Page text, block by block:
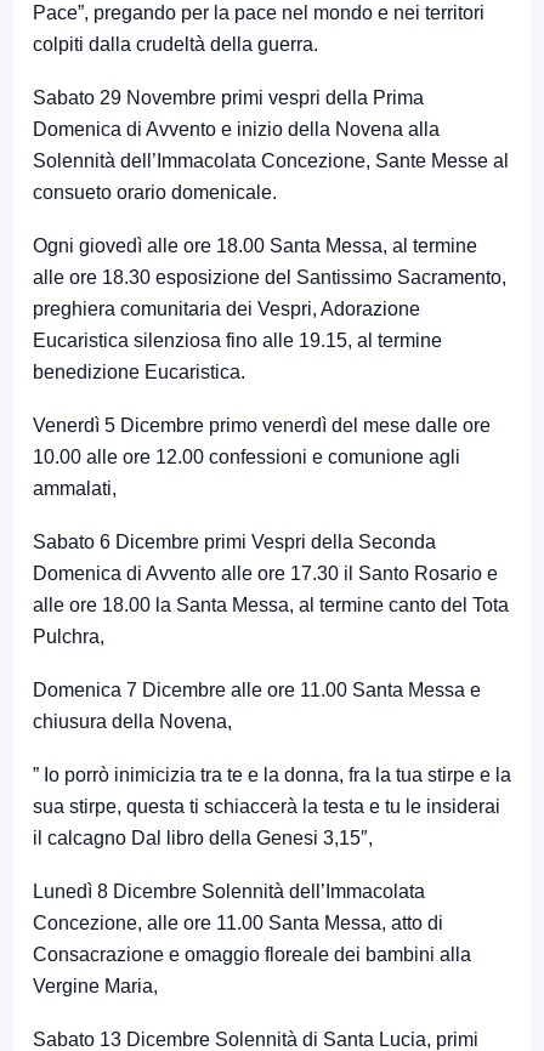
Pace”, pregando per la pace nel mondo e nei territori
colpiti dalla crudeltà della guerra.
Sabato 29 Novembre primi vespri della Prima
Domenica di Avvento e inizio della Novena alla
Solennità dell’Immacolata Concezione, Sante Messe al
consueto orario domenicale.
Ogni giovedì alle ore 18.00 Santa Messa, al termine
alle ore 18.30 esposizione del Santissimo Sacramento,
preghiera comunitaria dei Vespri, Adorazione
Eucaristica silenziosa fino alle 19.15, al termine
benedizione Eucaristica.
Venerdì 5 Dicembre primo venerdì del mese dalle ore
10.00 alle ore 12.00 confessioni e comunione agli
ammalati,
Sabato 6 Dicembre primi Vespri della Seconda
Domenica di Avvento alle ore 17.30 il Santo Rosario e
alle ore 18.00 la Santa Messa, al termine canto del Tota
Pulchra,
Domenica 7 Dicembre alle ore 11.00 Santa Messa e
chiusura della Novena,
” Io porrò inimicizia tra te e la donna, fra la tua stirpe e la
sua stirpe, questa ti schiaccerà la testa e tu le insiderai
il calcagno Dal libro della Genesi 3,15″,
Lunedì 8 Dicembre Solennità dell’Immacolata
Concezione, alle ore 11.00 Santa Messa, atto di
Consacrazione e omaggio floreale dei bambini alla
Vergine Maria,
Sabato 13 Dicembre Solennità di Santa Lucia, primi